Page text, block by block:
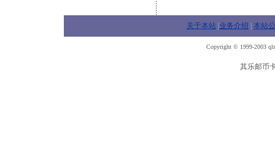
关于本站 业务介绍 本站
Copyright © 1999-2003
其乐邮币